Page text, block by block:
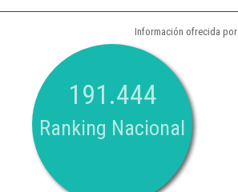
Información ofrecida por
191.444
Ranking Nacional